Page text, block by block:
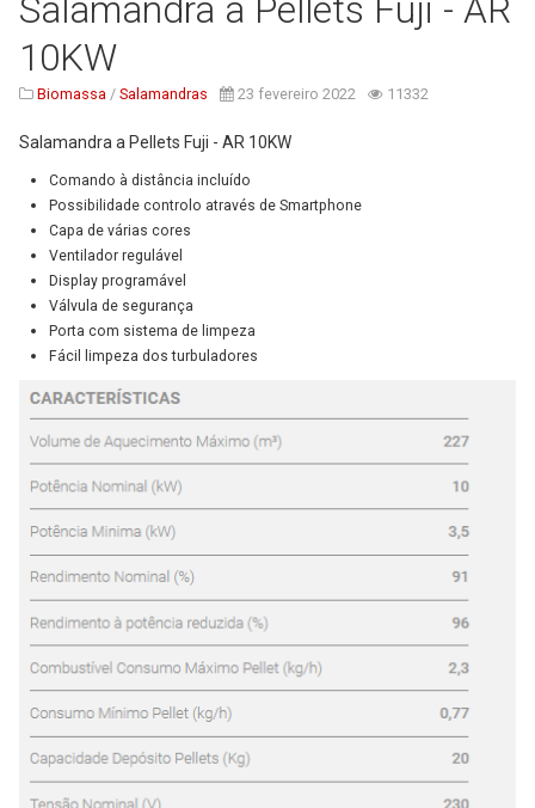
Serviços
Assistência Técnica
Centro de Formação
Gabinete de Engenharia
Armazém e Logística
As Nossas Dicas
Novidades
Contactos
Salamandra a Pellets Fuji - AR
10KW
Biomassa / Salamandras 23 fevereiro 2022 11332
Salamandra a Pellets Fuji - AR 10KW
Comando à distância incluído
Possibilidade controlo através de Smartphone
Capa de várias cores
Ventilador regulável
Display programável
Válvula de segurança
Porta com sistema de limpeza
Fácil limpeza dos turbuladores